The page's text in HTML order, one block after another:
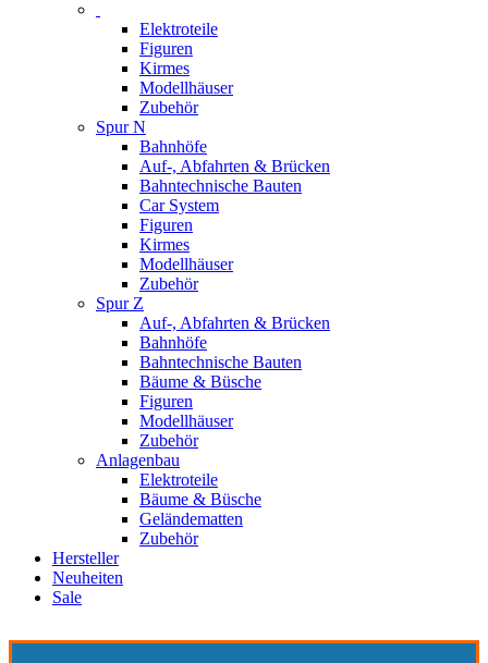
Elektroteile
Figuren
Kirmes
Modellhäuser
Zubehör
Spur N
Bahnhöfe
Auf-, Abfahrten & Brücken
Bahntechnische Bauten
Car System
Figuren
Kirmes
Modellhäuser
Zubehör
Spur Z
Auf-, Abfahrten & Brücken
Bahnhöfe
Bahntechnische Bauten
Bäume & Büsche
Figuren
Modellhäuser
Zubehör
Anlagenbau
Elektroteile
Bäume & Büsche
Geländematten
Zubehör
Hersteller
Neuheiten
Sale